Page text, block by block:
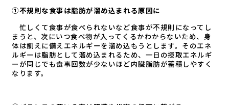
①不規則な食事は脂肪が溜め込まれる原因に
忙しくて食事が食べられないなど食事が不規則になってし
まうと、次にいつ食べ物が入ってくるかわからないため、身
体は飢えに備えエネルギーを溜め込もうとします。そのエネ
ルギーは脂肪として溜め込まれるため、一日の摂取エネルギ
ーが同じでも食事回数が少ないほど内臓脂肪が蓄積しやすく
なります。